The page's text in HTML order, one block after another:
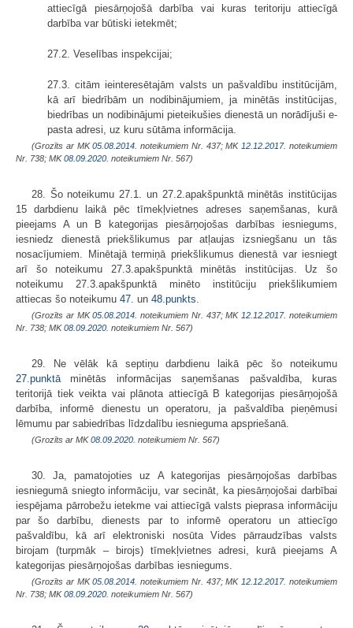
attiecīgā piesārņojošā darbība vai kuras teritoriju attiecīgā
darbība var būtiski ietekmēt;
27.2. Veselības inspekcijai;
27.3. citām ieinteresētajām valsts un pašvaldību institūcijām,
kā arī biedrībām un nodibinājumiem, ja minētās institūcijas,
biedrības un nodibinājumi pieteikušies dienestā un norādījuši e-
pasta adresi, uz kuru sūtāma informācija.
(Grozīts ar MK05.08.2014. noteikumiem Nr. 437; MK 12.12.2017. noteikumiem
Nr. 738; MK08.09.2020. noteikumiem Nr. 567)
28. Šo noteikumu 27.1. un 27.2.apakšpunktā minētās institūcijas
15 darbdienu laikā pēc tīmekļvietnes adreses saņemšanas, kurā
pieejams A un B kategorijas piesārņojošas darbības iesniegums,
iesniedz dienestā priekšlikumus par atļaujas izsniegšanu un tās
nosacījumiem. Minētajā termiņā priekšlikumus dienestā var iesniegt
arī šo noteikumu 27.3.apakšpunktā minētās institūcijas. Uz šo
noteikumu 27.3.apakšpunktā minēto institūciju priekšlikumiem
attiecas šo noteikumu 47. un 48.punkts
(Grozīts ar MK05.08.2014. noteikumiem Nr. 437; MK 12.12.2017. noteikumiem
Nr. 738; MK08.09.2020. noteikumiem Nr. 567)
29. Ne vēlāk kā septiņu darbdienu laikā pēc šo noteikumu
27.punktā minētās informācijas saņemšanas pašvaldība, kuras
teritorijā tiek veikta vai plānota attiecīgā B kategorijas piesārņojošā
darbība, informē dienestu un operatoru, ja pašvaldība pieņēmusi
lēmumu par sabiedrības līdzdalību iesnieguma apspriešanā.
(Grozīts ar MK08.09.2020. noteikumiem Nr. 567)
30. Ja, pamatojoties uz A kategorijas piesārņojošas darbības
iesniegumā sniegto informāciju, var secināt, ka piesārņojošai darbībai
iespējama pārrobežu ietekme vai attiecīgā valsts pieprasa informāciju
par šo darbību, dienests par to informē operatoru un attiecīgo
pašvaldību, kā arī elektroniski nosūta Vides pārraudzības valsts
birojam (turpmāk – birojs) tīmekļvietnes adresi, kurā pieejams A
kategorijas piesārņojošas darbības iesniegums.
(Grozīts ar MK05.08.2014. noteikumiem Nr. 437; MK 12.12.2017. noteikumiem
Nr. 738; MK08.09.2020. noteikumiem Nr. 567)